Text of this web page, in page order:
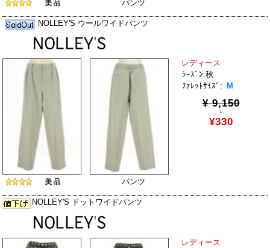
パンツ
NOLLEY'S ウールワイドパンツ
レディース
ｼｰｽﾞﾝ:秋
ﾌｧﾚｯﾄｻｲｽﾞ:
M
¥ 9,150
↓
¥330
パンツ
NOLLEY'S ドットワイドパンツ
レディース